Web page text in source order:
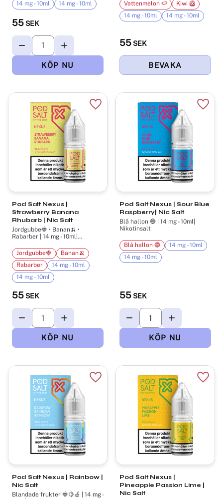
55 SEK
14 mg - 10ml
14 mg - 10ml
55 SEK
Vattenmelon 🍉
Kiwi 🥝
14 mg - 10ml
14 mg - 10ml
Pod Salt Nexus |
Strawberry Banana
Rhubarb | Nic Salt
Jordgubbe🍓​ • Banan🍌​ •
Rabarber | 14 mg - 10ml|
55 SEK
Jordgubbe🍓​
Banan🍌​
Rabarber
14 mg - 10ml
14 mg - 10ml
Lägg till i favoriter
Pod Salt Nexus | Sour Blue
Raspberry| Nic Salt
Blå hallon 🔵 | 14 mg - 10ml|
Nikotinsalt
55 SEK
Blå hallon 🔵
14 mg - 10ml
14 mg - 10ml
Pod Salt Nexus | Rainbow |
Nic Salt
Blandade frukter 🍓🍋🍏 | 14 mg -
Lägg till i favoriter
Pod Salt Nexus |
Pineapple Passion Lime |
Nic Salt